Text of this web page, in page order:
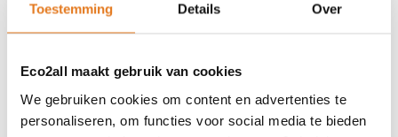
Toestemming Details Over
Eco2all maakt gebruik van cookies
We gebruiken cookies om content en advertenties te
personaliseren, om functies voor social media te bieden
Partner Locator
Contact